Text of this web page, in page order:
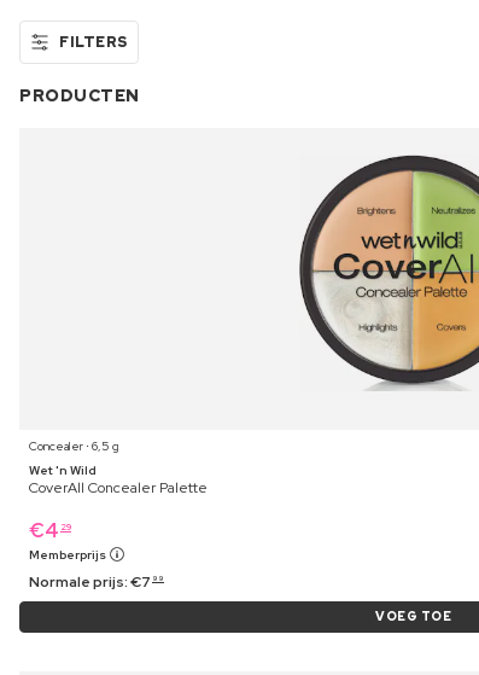
FILTERS
PRODUCTEN
Concealer ⋅ 6,5 g
Wet 'n Wild
CoverAll Concealer Palette
€4 29
Memberprijs
Normale prijs:€7 99
VOEG TOE